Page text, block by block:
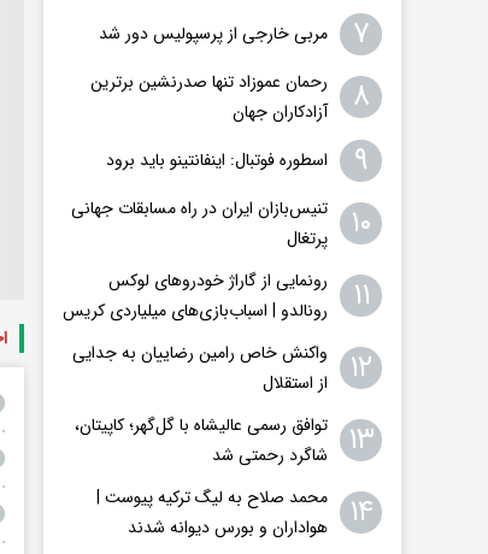
۷ مربی خارجی از پرسپولیس دور شد
۸
رحمان عموزاد تنها صدرنشین برترین
آزادکاران جهان
۹ اسطوره فوتبال: اینفانتینو باید برود
۱۰
تنیس‌بازان ایران در راه مسابقات جهانی
پرتغال
۱۱
رونمایی از گاراژ خودروهای لوکس
رونالدو | اسباب‌‌بازی‌های میلیاردی کریس
۱۲
واکنش خاص رامین رضاییان به جدایی
از استقلال
۱۳
توافق رسمی عالیشاه با گل‌گهر؛ کاپیتان،
شاگرد رحمتی شد
۱۴
محمد صلاح به لیگ ترکیه پیوست |
هواداران و بورس دیوانه شدند